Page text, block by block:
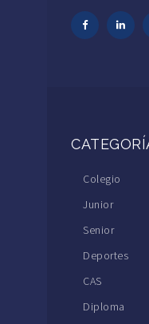
Colegio
Junior
Senior
Deportes
CAS
Diploma